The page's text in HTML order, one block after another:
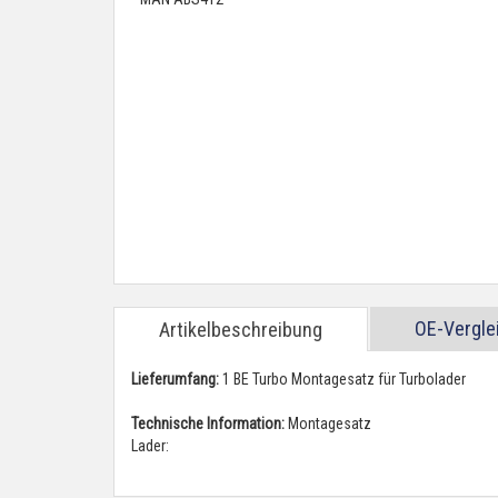
Artikelbeschreibung OE-
Lieferumfang:1 BE Turbo Montagesatz für Turbolader
Technische Information: Montagesatz
Lader: